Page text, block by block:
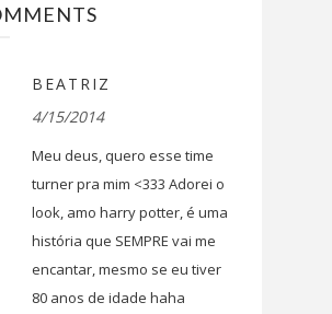
BEATRIZ
4/15/2014
Meu deus, quero esse time
turner pra mim <333 Adorei o
look, amo harry potter, é uma
história que SEMPRE vai me
encantar, mesmo se eu tiver
80 anos de idade haha